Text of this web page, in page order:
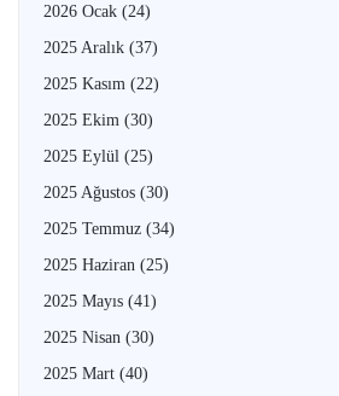
2026 Ocak (24)
2025 Aralık (37)
2025 Kasım (22)
2025 Ekim (30)
2025 Eylül (25)
2025 Ağustos (30)
2025 Temmuz (34)
2025 Haziran (25)
2025 Mayıs (41)
2025 Nisan (30)
2025 Mart (40)